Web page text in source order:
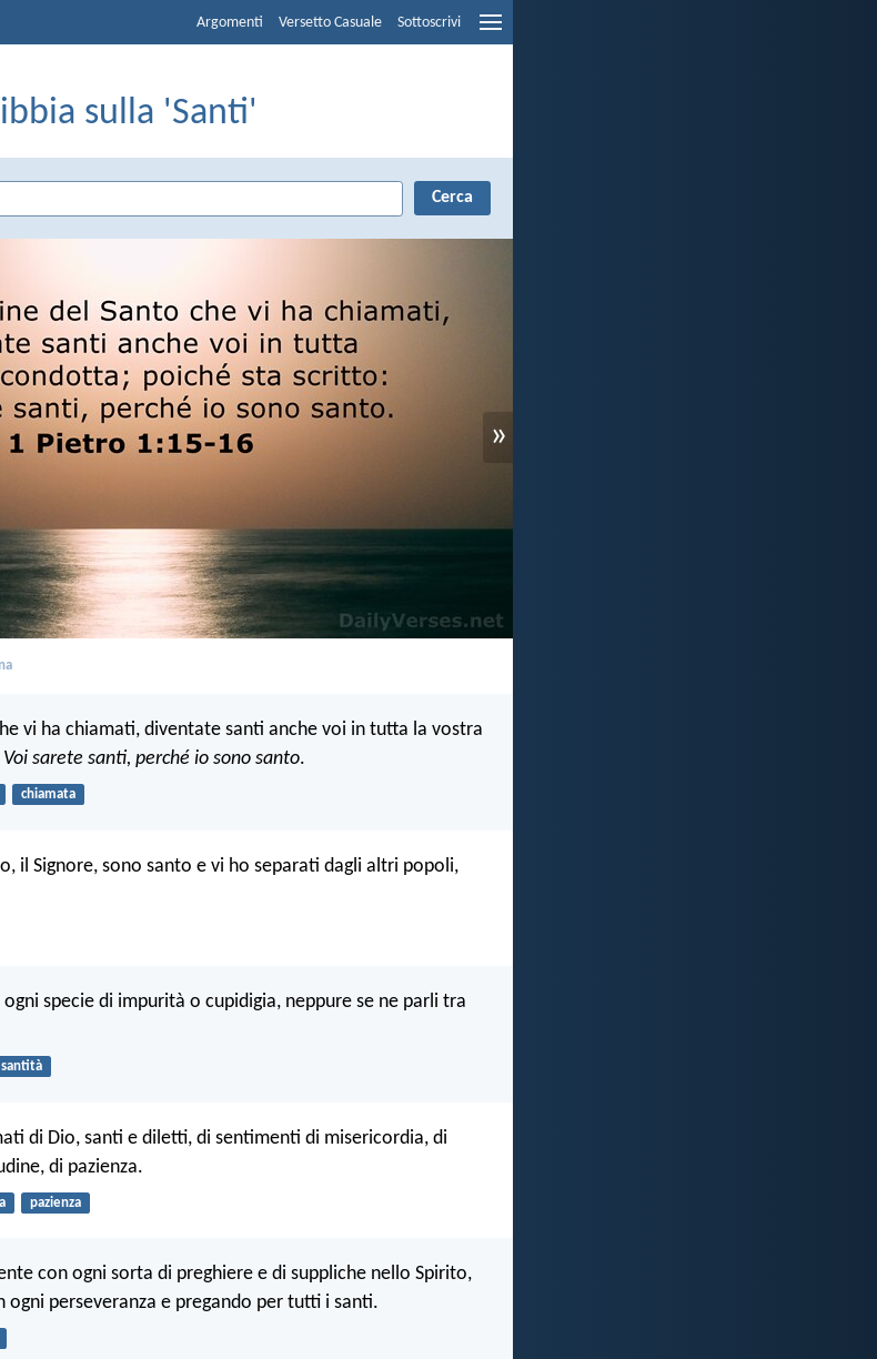
Argomenti Versetto Casuale Sottoscrivi
sulla 'Santi'
»
vi ha chiamati, diventate santi anche voi in tutta la vostra
Voi sarete santi, perché io sono santo.
chiamata
il Signore, sono santo e vi ho separati dagli altri popoli,
specie di impurità o cupidigia, neppure se ne parli tra
santità
di Dio, santi e diletti, di sentimenti di misericordia, di
di pazienza.
pazienza
con ogni sorta di preghiere e di suppliche nello Spirito,
ogni perseveranza e pregando per tutti i santi.